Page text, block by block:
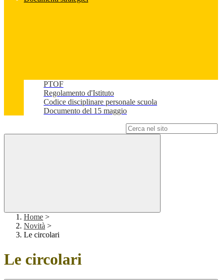
PTOF
Regolamento d'Istituto
Codice disciplinare personale scuola
Documento del 15 maggio
Home >
Novità >
Le circolari
Le circolari